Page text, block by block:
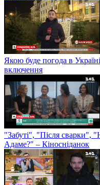
Якою буде погода в
включення
"Забуті", "Після сварки",
Адаме?" – Кіносніданок